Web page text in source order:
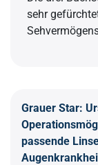
sehr
Grauer Star:
passende